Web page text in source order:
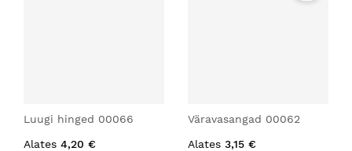
Luugi hinged 00066
Alates 4,20 €
Väravasangad 00062
Alates 3,15 €